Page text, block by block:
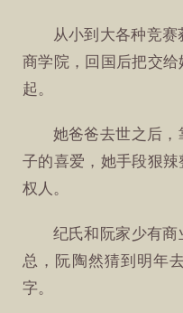
从小到大各种竞
商学院，回国后把交
起。
她爸爸去世之后
子的喜爱，她手段狠
权人。
纪氏和阮家少有
总，阮陶然猜到明年
字。